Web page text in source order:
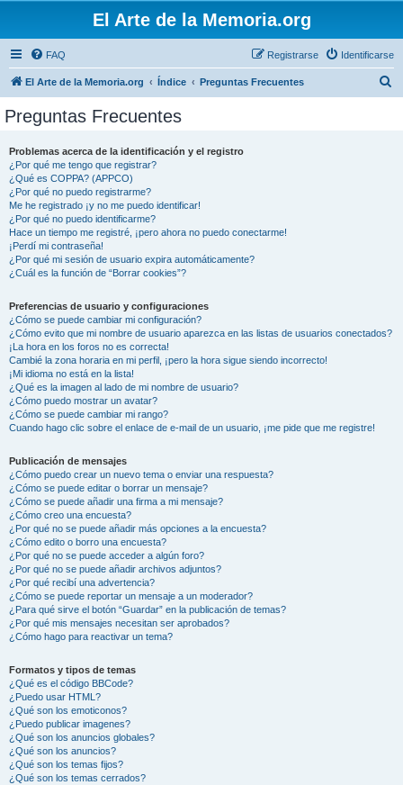
El Arte de la Memoria.org
FAQ Identificarse
Registrarse
El Arte de la Memoria.org Índice Preguntas Frecuentes
Preguntas Frecuentes
Problemas acerca de la identificación y el registro
¿Por qué me tengo que registrar?
¿Qué es COPPA? (APPCO)
¿Por qué no puedo registrarme?
Me he registrado ¡y no me puedo identificar!
¿Por qué no puedo identificarme?
Hace un tiempo me registré, ¡pero ahora no puedo conectarme!
¡Perdí mi contraseña!
¿Por qué mi sesión de usuario expira automáticamente?
¿Cuál es la función de “Borrar cookies”?
Preferencias de usuario y configuraciones
¿Cómo se puede cambiar mi configuración?
¿Cómo evito que mi nombre de usuario aparezca en las listas de usuarios conectados?
¡La hora en los foros no es correcta!
Cambié la zona horaria en mi perfil, ¡pero la hora sigue siendo incorrecto!
¡Mi idioma no está en la lista!
¿Qué es la imagen al lado de mi nombre de usuario?
¿Cómo puedo mostrar un avatar?
¿Cómo se puede cambiar mi rango?
Cuando hago clic sobre el enlace de e-mail de un usuario, ¡me pide que me registre!
Publicación de mensajes
¿Cómo puedo crear un nuevo tema o enviar una respuesta?
¿Cómo se puede editar o borrar un mensaje?
¿Cómo se puede añadir una firma a mi mensaje?
¿Cómo creo una encuesta?
¿Por qué no se puede añadir más opciones a la encuesta?
¿Cómo edito o borro una encuesta?
¿Por qué no se puede acceder a algún foro?
¿Por qué no se puede añadir archivos adjuntos?
¿Por qué recibí una advertencia?
¿Cómo se puede reportar un mensaje a un moderador?
¿Para qué sirve el botón “Guardar” en la publicación de temas?
¿Por qué mis mensajes necesitan ser aprobados?
¿Cómo hago para reactivar un tema?
Formatos y tipos de temas
¿Qué es el código BBCode?
¿Puedo usar HTML?
¿Qué son los emoticonos?
¿Puedo publicar imagenes?
¿Qué son los anuncios globales?
¿Qué son los anuncios?
¿Qué son los temas fijos?
¿Qué son los temas cerrados?